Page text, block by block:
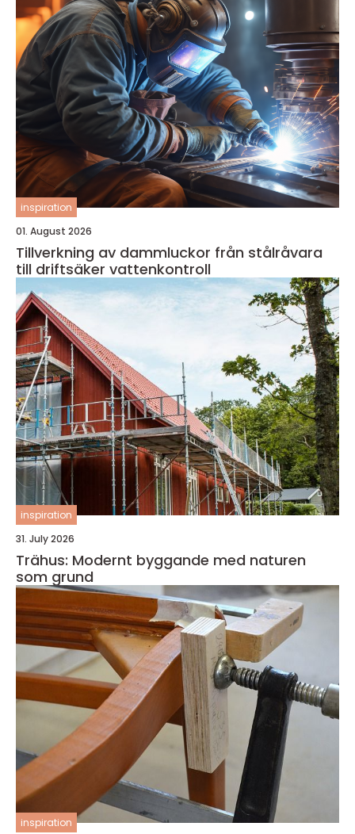
inspiration
01. August 2026
Tillverkning av dammluckor från stålråvara
till driftsäker vattenkontroll
inspiration
31. July 2026
Trähus: Modernt byggande med naturen
som grund
inspiration